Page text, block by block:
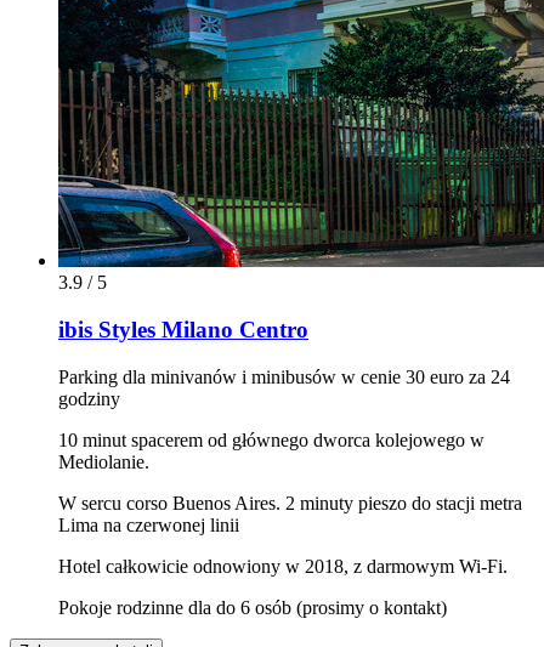
3.9 / 5
ibis Styles Milano Centro
Parking dla minivanów i minibusów w cenie 30 euro za 24
godziny
10 minut spacerem od głównego dworca kolejowego w
Mediolanie.
W sercu corso Buenos Aires. 2 minuty pieszo do stacji metra
Lima na czerwonej linii
Hotel całkowicie odnowiony w 2018, z darmowym Wi-Fi.
Pokoje rodzinne dla do 6 osób (prosimy o kontakt)